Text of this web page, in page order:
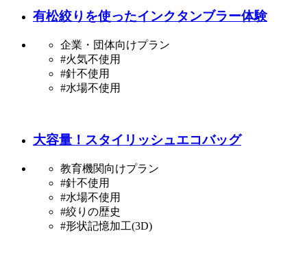
有松絞りを使ったインクタンブラー体験
企業・団体向けプラン
#火気不使用
#針不使用
#水場不使用
大容量！スタイリッシュエコバッグ
教育機関向けプラン
#針不使用
#水場不使用
#絞りの歴史
#形状記憶加工(3D)